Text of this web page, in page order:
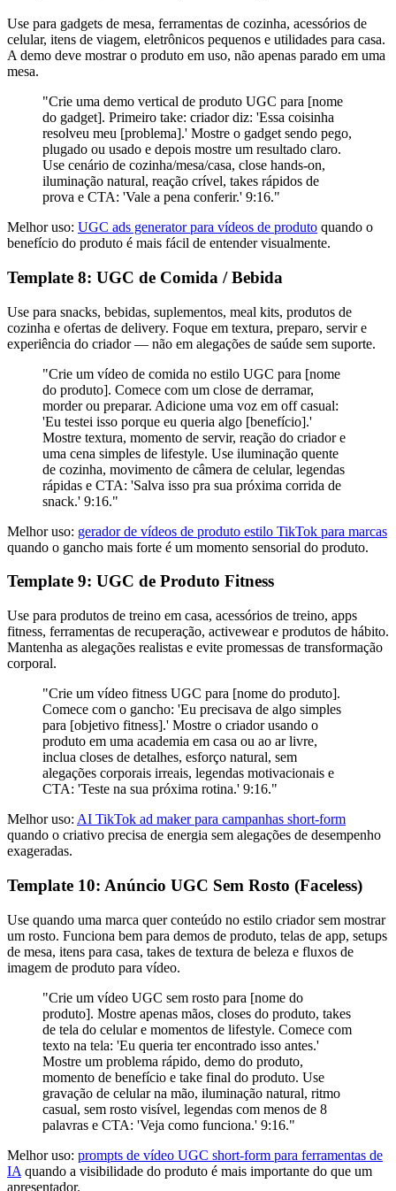
Use para gadgets de mesa, ferramentas de cozinha, acessórios de
celular, itens de viagem, eletrônicos pequenos e utilidades para casa.
A demo deve mostrar o produto em uso, não apenas parado em uma
mesa.
"Crie uma demo vertical de produto UGC para [nome
do gadget]. Primeiro take: criador diz: 'Essa coisinha
resolveu meu [problema].' Mostre o gadget sendo pego,
plugado ou usado e depois mostre um resultado claro.
Use cenário de cozinha/mesa/casa, close hands-on,
iluminação natural, reação crível, takes rápidos de
prova e CTA: 'Vale a pena conferir.' 9:16."
Melhor uso: UGC ads generator para vídeos de produto quando o
benefício do produto é mais fácil de entender visualmente.
Template 8: UGC de Comida / Bebida
Use para snacks, bebidas, suplementos, meal kits, produtos de
cozinha e ofertas de delivery. Foque em textura, preparo, servir e
experiência do criador — não em alegações de saúde sem suporte.
"Crie um vídeo de comida no estilo UGC para [nome
do produto]. Comece com um close de derramar,
morder ou preparar. Adicione uma voz em off casual:
'Eu testei isso porque eu queria algo [benefício].'
Mostre textura, momento de servir, reação do criador e
uma cena simples de lifestyle. Use iluminação quente
de cozinha, movimento de câmera de celular, legendas
rápidas e CTA: 'Salva isso pra sua próxima corrida de
snack.' 9:16."
Melhor uso: gerador de vídeos de produto estilo TikTok para marcas
quando o gancho mais forte é um momento sensorial do produto.
Template 9: UGC de Produto Fitness
Use para produtos de treino em casa, acessórios de treino, apps
fitness, ferramentas de recuperação, activewear e produtos de hábito.
Mantenha as alegações realistas e evite promessas de transformação
corporal.
"Crie um vídeo fitness UGC para [nome do produto].
Comece com o gancho: 'Eu precisava de algo simples
para [objetivo fitness].' Mostre o criador usando o
produto em uma academia em casa ou ao ar livre,
inclua closes de detalhes, esforço natural, sem
alegações corporais irreais, legendas motivacionais e
CTA: 'Teste na sua próxima rotina.' 9:16."
Melhor uso: AI TikTok ad maker para campanhas short-form
quando o criativo precisa de energia sem alegações de desempenho
exageradas.
Template 10: Anúncio UGC Sem Rosto (Faceless)
Use quando uma marca quer conteúdo no estilo criador sem mostrar
um rosto. Funciona bem para demos de produto, telas de app, setups
de mesa, itens para casa, takes de textura de beleza e fluxos de
imagem de produto para vídeo.
"Crie um vídeo UGC sem rosto para [nome do
produto]. Mostre apenas mãos, closes do produto, takes
de tela do celular e momentos de lifestyle. Comece com
texto na tela: 'Eu queria ter encontrado isso antes.'
Mostre um problema rápido, demo do produto,
momento de benefício e take final do produto. Use
gravação de celular na mão, iluminação natural, ritmo
casual, sem rosto visível, legendas com menos de 8
palavras e CTA: 'Veja como funciona.' 9:16."
Melhor uso: prompts de vídeo UGC short-form para ferramentas de
IA quando a visibilidade do produto é mais importante do que um
apresentador.